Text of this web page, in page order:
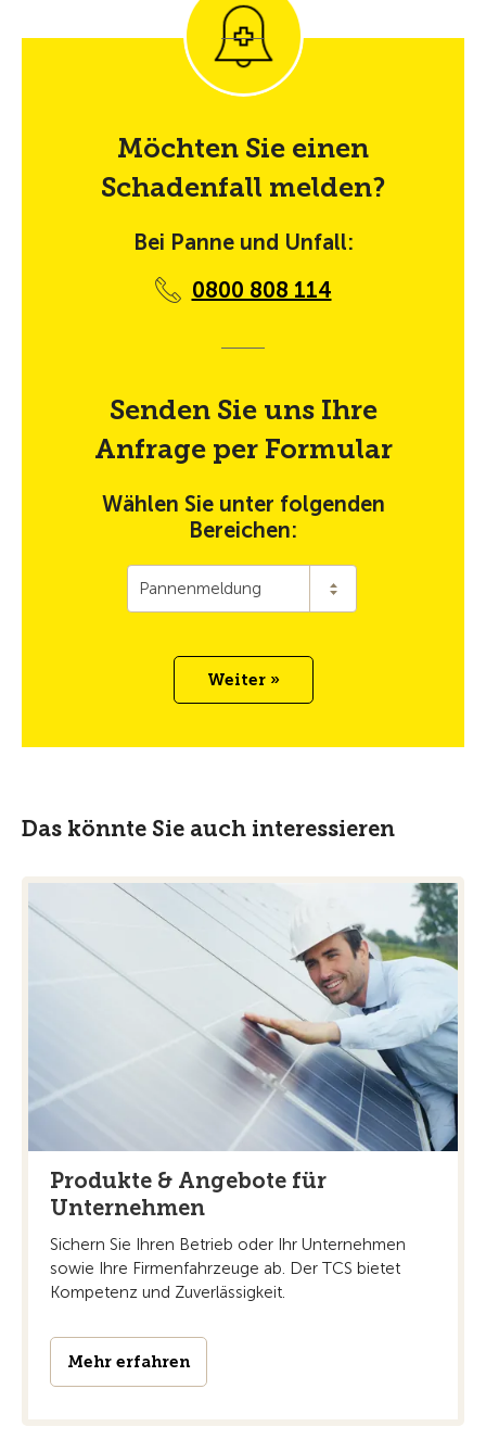
Möchten Sie einen
Schadenfall melden?
Bei Panne und Unfall:
0800 808 114
Senden Sie uns Ihre
Anfrage per Formular
Wählen Sie unter folgenden
Bereichen:
Pannenmeldung
Weiter »
Das könnte Sie auch interessieren
Produkte & Angebote für
Unternehmen
Sichern Sie Ihren Betrieb oder Ihr Unternehmen
sowie Ihre Firmenfahrzeuge ab. Der TCS bietet
Kompetenz und Zuverlässigkeit.
Mehr erfahren